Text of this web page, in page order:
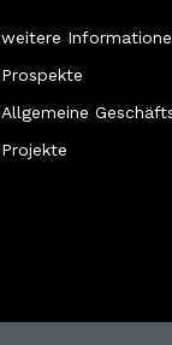
weitere
Prospekte
Allgemeine
Projekte